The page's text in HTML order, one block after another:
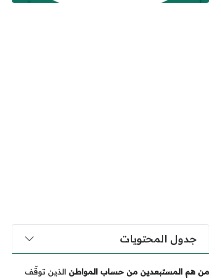
جدول المحتويات
من هم المستبعدين من حساب المواطن الذين توقّف